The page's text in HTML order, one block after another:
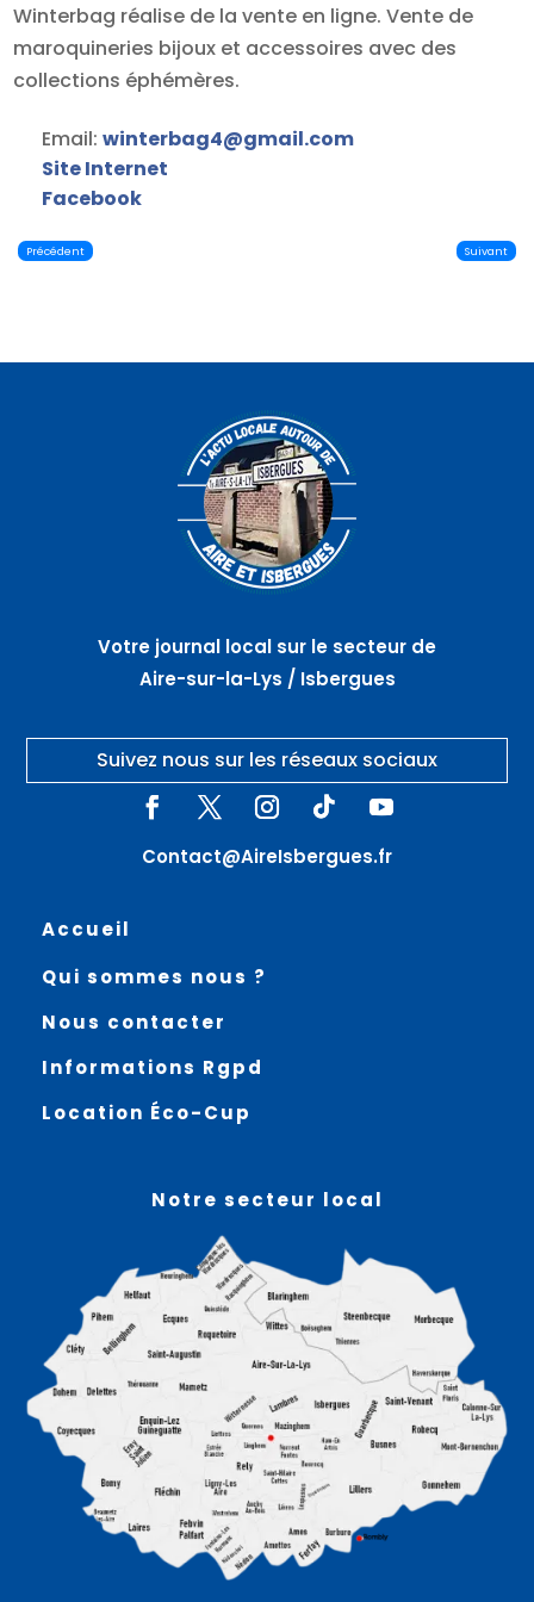
Winterbag réalise de la vente en ligne. Vente de
maroquineries bijoux et accessoires avec des
collections éphémères.
Email:winterbag4@gmail.com
Site Internet
Facebook
Précédent Suivant
Votre journal local sur le secteur de
Aire-sur-la-Lys / Isbergues
Suivez nous sur les réseaux sociaux
Contact@AireIsbergues.fr
Accueil
Qui sommes nous ?
Nous contacter
Informations Rgpd
Location Éco-Cup
Notre secteur local